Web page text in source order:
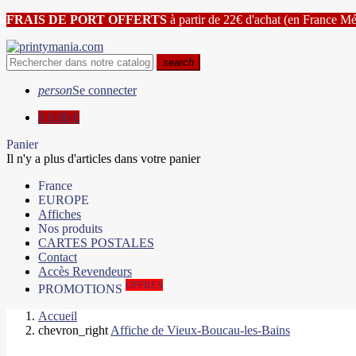
FRAIS DE PORT OFFERTS à partir de 22€ d'achat (en France
search
personSe connecter
0 0,00 €
Panier
Il n'y a plus d'articles dans votre panier
France
EUROPE
Affiches
Nos produits
CARTES POSTALES
Contact
Accès Revendeurs
PROMOTIONS OFFRES
Accueil
chevron_right Affiche de Vieux-Boucau-les-Bains